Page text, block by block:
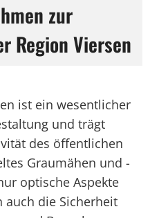
zur
Region Viersen
ist ein wesentlicher
und trägt
des öffentlichen
Graumähen und -
optische Aspekte
auch die Sicherheit